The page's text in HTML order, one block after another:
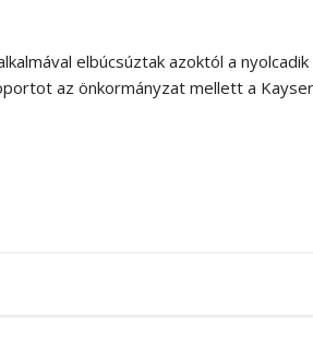
elbúcsúztak azoktól a
az önkormányzat mellett a